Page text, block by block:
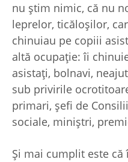
nu ştim nimic, că nu
leprelor, ticăloşilor,
chinuiau pe copiii
altă ocupaţie: îi
asistaţi, bolnavi,
sub privirile
primari, şefi de
sociale, miniştri,
Şi mai cumplit este